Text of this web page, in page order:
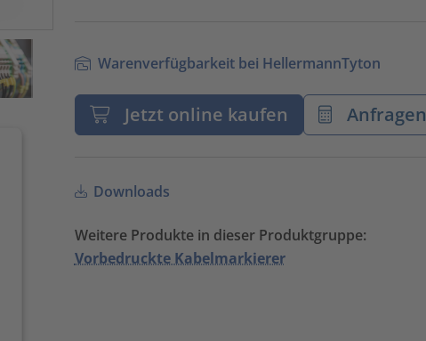
Warenverfügbarkeit bei HellermannTyton
Jetzt online kaufen Anfragen
Downloads
Weitere Produkte in dieser Produktgruppe:
Vorbedruckte Kabelmarkierer